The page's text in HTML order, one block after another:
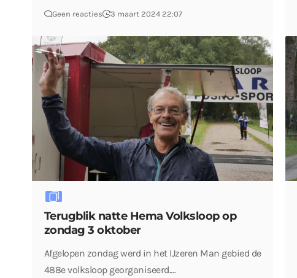
Geen reacties 3 maart 2024 22:07
Terugblik natte Hema Volksloop op
zondag 3 oktober
Afgelopen zondag werd in het IJzeren Man gebied de
488e volksloop georganiseerd.…